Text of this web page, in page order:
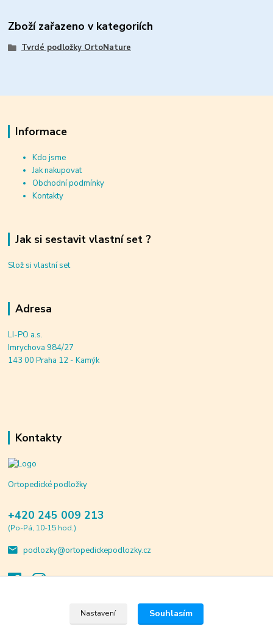
Zboží zařazeno v kategoriích
Tvrdé podložky OrtoNature
Informace
Kdo jsme
Jak nakupovat
Obchodní podmínky
Kontakty
Jak si sestavit vlastní set ?
Slož si vlastní set
Adresa
LI-PO a.s.
Imrychova 984/27
143 00 Praha 12 - Kamýk
Kontakty
Ortopedické podložky
+420 245 009 213
(Po-Pá, 10-15 hod.)
podlozky@ortopedickepodlozky.cz
Nastavení Souhlasím